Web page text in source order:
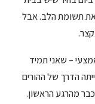
את תשומת הלב. אבל
– שאני תמיד
הדרך של ההורים
מהרגע הראשון.